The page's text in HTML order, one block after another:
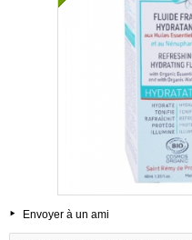
Envoyer à un ami